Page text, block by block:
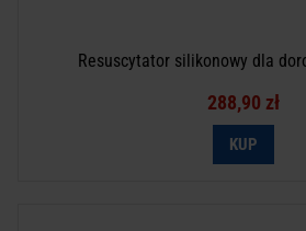
Resuscytator silikonowy dla
288,90 zł